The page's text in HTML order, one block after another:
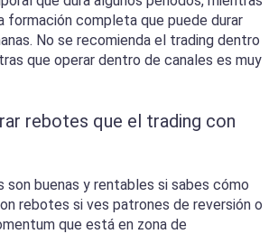
formación completa que puede durar
No se recomienda el trading dentro
que operar dentro de canales es muy
rebotes que el trading con
son buenas y rentables si sabes cómo
rebotes si ves patrones de reversión o
que está en zona de